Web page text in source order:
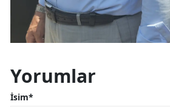
Yorumlar
İsim*